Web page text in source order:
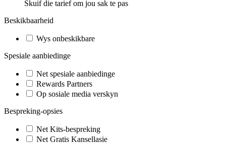
Skuif die tarief om jou sak te pas
Beskikbaarheid
Wys onbeskikbare
Spesiale aanbiedinge
Net spesiale aanbiedinge
Rewards Partners
Op sosiale media verskyn
Bespreking-opsies
Net Kits-bespreking
Net Gratis Kansellasie